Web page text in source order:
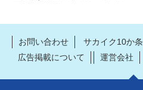
お問い合わせ サカイク10か条
広告掲載について
運営会社